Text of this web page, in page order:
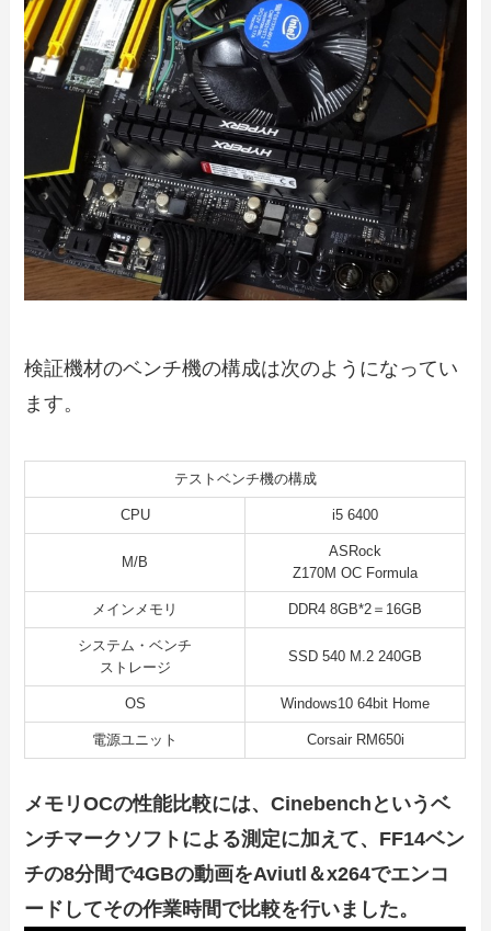
検証機材のベンチ機の構成は次のようになってい
ます。
テストベンチ機の構成
CPU i5 6400
M/B
ASRock
Z170M OC Formula
メインメモリ DDR4 8GB*2＝16GB
システム・ベンチ
ストレージ
SSD 540 M.2 240GB
OS Windows10 64bit Home
電源ユニット Corsair RM650i
メモリOCの性能比較には、Cinebenchというベ
ンチマークソフトによる測定に加えて、FF14ベン
チの8分間で4GBの動画をAviutl＆x264でエンコ
ードしてその作業時間で比較を行いました。